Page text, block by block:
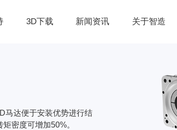
3D下载 新闻资讯 关于智造
马达便于安装优势进行结
密度可增加50%。